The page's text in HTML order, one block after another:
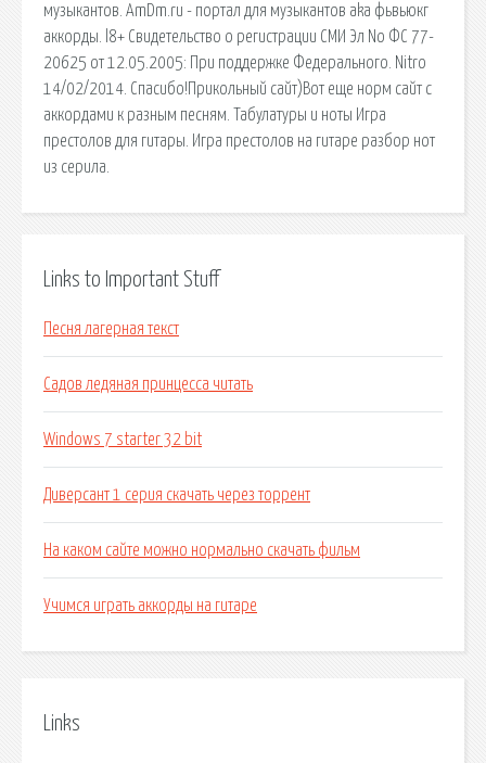
музыкантов. AmDm.ru - портал для музыкантов aka фьвьюкг
аккорды. l8+ Свидетельство о регистрации СМИ Эл No ФС 77-
20625 от 12.05.2005: При поддержке Федерального. Nitro
14/02/2014. Спасибо!Прикольный сайт)Вот еще норм сайт с
аккордами к разным песням. Табулатуры и ноты Игра
престолов для гитары. Игра престолов на гитаре разбор нот
из серила.
Links to Important Stuff
Песня лагерная текст
Садов ледяная принцесса читать
Windows 7 starter 32 bit
Диверсант 1 серия скачать через торрент
На каком сайте можно нормально скачать фильм
Учимся играть аккорды на гитаре
Links